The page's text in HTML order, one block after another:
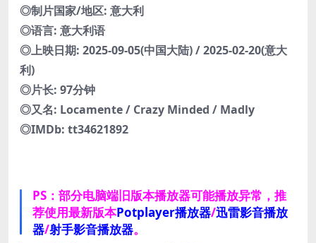
◎制片国家/地区: 意大利
◎语言: 意大利语
◎上映日期: 2025-09-05(中国大陆) / 2025-02-20(意大
利)
◎片长: 97分钟
◎又名: Locamente / Crazy Minded / Madly
◎IMDb: tt34621892
PS：部分电脑端旧版本播放器可能播放异常，推
荐使用最新版本Potplayer播放器/迅雷影音播放
器/射手影音播放器。